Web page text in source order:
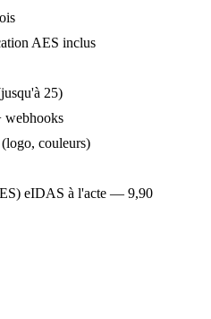
AES inclus
25)
webhooks
couleurs)
eIDAS à l'acte — 9,90